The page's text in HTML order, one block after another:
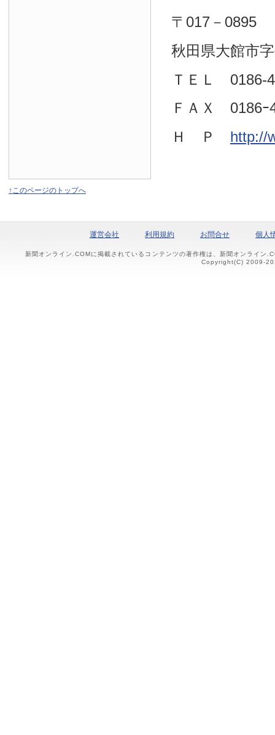
〒017－0895
秋田県大館市
ＴＥＬ 0186-
ＦＡＸ 0186ｰ
Ｈ Ｐ http://
↑このページのトップへ
運営会社 利用規約 お問合せ 個人
新聞オンライン.COMに掲載されているコンテンツの著作権は、新聞オンライン
Copyright(C) 2009-